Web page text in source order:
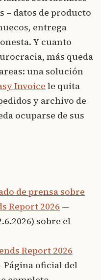
– datos de producto
entrega
Y cuanto
más queda
una solución
Invoice le quita
y archivo de
ocuparse de sus
de prensa sobre
Report 2026 —
sobre el
Report 2026
Página oficial del